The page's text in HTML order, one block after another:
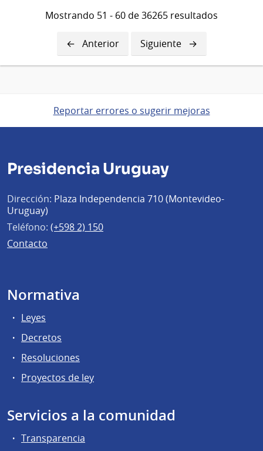
Mostrando 51 - 60 de 36265 resultados
Página
anterior
Anterior
Siguiente
página
Siguiente
Reportar errores o sugerir mejoras
Presidencia Uruguay
Dirección: Plaza Independencia 710 (Montevideo-
Uruguay)
Teléfono: (+598 2) 150
Contacto
Normativa
Leyes
Decretos
Resoluciones
Proyectos de ley
Servicios a la comunidad
Transparencia